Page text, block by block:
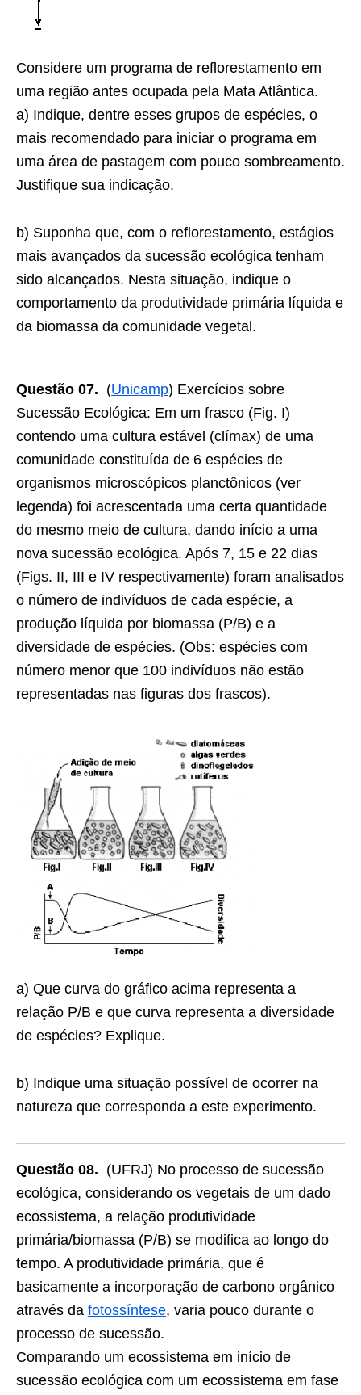
Considere um programa de reflorestamento em
uma região antes ocupada pela Mata Atlântica.
a) Indique, dentre esses grupos de espécies, o
mais recomendado para iniciar o programa em
uma área de pastagem com pouco sombreamento.
Justifique sua indicação.
b) Suponha que, com o reflorestamento, estágios
mais avançados da sucessão ecológica tenham
sido alcançados. Nesta situação, indique o
comportamento da produtividade primária líquida e
da biomassa da comunidade vegetal.
Questão 07. (Unicamp) Exercícios sobre
Sucessão Ecológica: Em um frasco (Fig. I)
contendo uma cultura estável (clímax) de uma
comunidade constituída de 6 espécies de
organismos microscópicos planctônicos (ver
legenda) foi acrescentada uma certa quantidade
do mesmo meio de cultura, dando início a uma
nova sucessão ecológica. Após 7, 15 e 22 dias
(Figs. II, III e IV respectivamente) foram analisados
o número de indivíduos de cada espécie, a
produção líquida por biomassa (P/B) e a
diversidade de espécies. (Obs: espécies com
número menor que 100 indivíduos não estão
representadas nas figuras dos frascos).
a) Que curva do gráfico acima representa a
relação P/B e que curva representa a diversidade
de espécies? Explique.
b) Indique uma situação possível de ocorrer na
natureza que corresponda a este experimento.
Questão 08. (UFRJ) No processo de sucessão
ecológica, considerando os vegetais de um dado
ecossistema, a relação produtividade
primária/biomassa (P/B) se modifica ao longo do
tempo. A produtividade primária, que é
basicamente a incorporação de carbono orgânico
através da fotossíntese, varia pouco durante o
processo de sucessão.
Comparando um ecossistema em início de
sucessão ecológica com um ecossistema em fase